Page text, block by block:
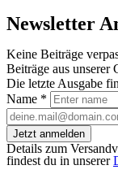
Newsletter
Keine Beiträge
Beiträge aus unserer
Die letzte Ausgabe
Name *
Jetzt anmelden
Details zum
findest du in unserer